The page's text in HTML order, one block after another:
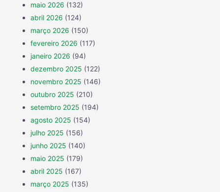
maio 2026 (132)
abril 2026 (124)
março 2026 (150)
fevereiro 2026 (117)
janeiro 2026 (94)
dezembro 2025 (122)
novembro 2025 (146)
outubro 2025 (210)
setembro 2025 (194)
agosto 2025 (154)
julho 2025 (156)
junho 2025 (140)
maio 2025 (179)
abril 2025 (167)
março 2025 (135)